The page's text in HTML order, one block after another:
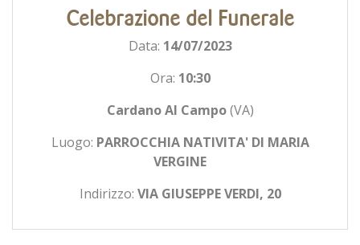
Celebrazione del Funerale
Data: 14/07/2023
Ora: 10:30
Cardano Al Campo(VA)
Luogo: PARROCCHIA NATIVITA' DI MARIA
VERGINE
Indirizzo: VIA GIUSEPPE VERDI, 20